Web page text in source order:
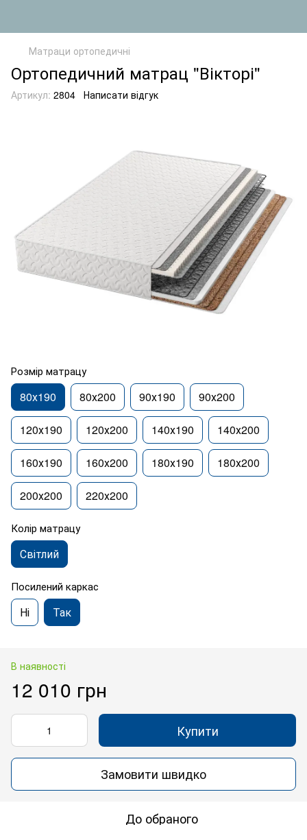
Матраци ортопедичні
Ортопедичний матрац "Вікторі"
Артикул: 2804 Написати відгук
Розмір матрацу
80х190 80х200 90х190 90х200
120х190 120х200 140х190 140х200
160х190 160х200 180х190 180х200
200х200 220х200
Колір матрацу
Світлий
Посилений каркас
Ні Так
В наявності
12 010 грн
Купити
Замовити швидко
До обраного